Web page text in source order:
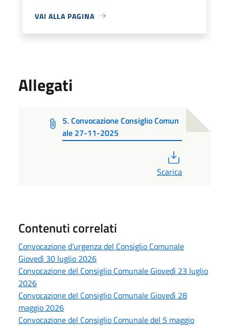
VAI ALLA PAGINA
Allegati
5. Convocazione Consiglio Comun
ale 27-11-2025
Scarica
Contenuti correlati
Convocazione d’urgenza del Consiglio Comunale
Giovedì 30 luglio 2026
Convocazione del Consiglio Comunale Giovedì 23 luglio
2026
Convocazione del Consiglio Comunale Giovedì 28
maggio 2026
Convocazione del Consiglio Comunale del 5 maggio